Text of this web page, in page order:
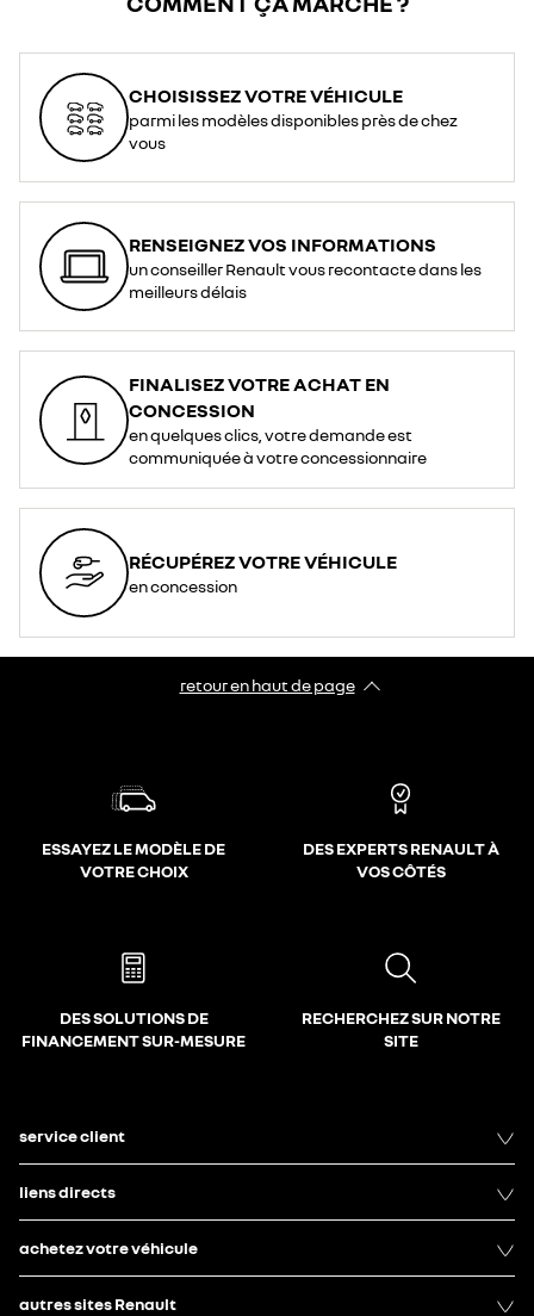
CHOISISSEZ VOTRE VÉHICULE
parmi les modèles disponibles près de chez
vous
RENSEIGNEZ VOS INFORMATIONS
un conseiller Renault vous recontacte dans les
meilleurs délais
FINALISEZ VOTRE ACHAT EN
CONCESSION
en quelques clics, votre demande est
communiquée à votre concessionnaire
RÉCUPÉREZ VOTRE VÉHICULE
en concession
retour en haut de page​
ESSAYEZ LE MODÈLE DE
VOTRE CHOIX
DES EXPERTS RENAULT À
VOS CÔTÉS
DES SOLUTIONS DE
FINANCEMENT SUR-MESURE
RECHERCHEZ SUR NOTRE
SITE
service client
liens directs
achetez votre véhicule
autres sites Renault